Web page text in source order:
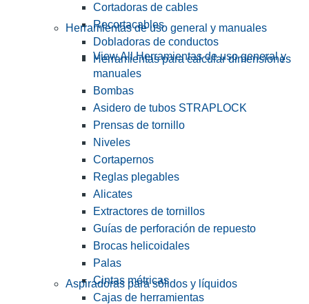
Cortadoras de cables
Recortacables
Dobladoras de conductos
Herramientas para calcular dimensiones
Herramientas de uso general y manuales
View All Herramientas de uso general y
manuales
Bombas
Asidero de tubos STRAPLOCK
Prensas de tornillo
Niveles
Cortapernos
Reglas plegables
Alicates
Extractores de tornillos
Guías de perforación de repuesto
Brocas helicoidales
Palas
Cintas métricas
Cajas de herramientas
Aspiradoras para sólidos y líquidos